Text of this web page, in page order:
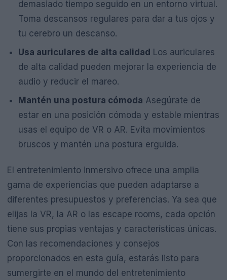
demasiado tiempo seguido en un entorno virtual.
Toma descansos regulares para dar a tus ojos y
tu cerebro un descanso.
Usa auriculares de alta calidad Los auriculares
de alta calidad pueden mejorar la experiencia de
audio y reducir el mareo.
Mantén una postura cómoda Asegúrate de
estar en una posición cómoda y estable mientras
usas el equipo de VR o AR. Evita movimientos
bruscos y mantén una postura erguida.
El entretenimiento inmersivo ofrece una amplia
gama de experiencias que pueden adaptarse a
diferentes presupuestos y preferencias. Ya sea que
elijas la VR, la AR o las escape rooms, cada opción
tiene sus propias ventajas y características únicas.
Con las recomendaciones y consejos
proporcionados en esta guía, estarás listo para
sumergirte en el mundo del entretenimiento